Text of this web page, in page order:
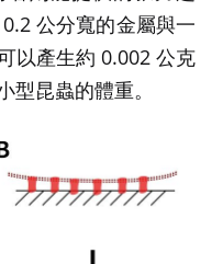
公分寬的金屬與一
以產生約 0.002 公克
昆蟲的體重。